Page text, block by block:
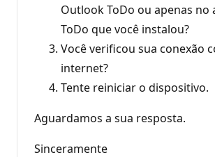
Outlook ToDo ou apenas no
ToDo que você instalou?
Você verificou sua conexão
internet?
Tente reiniciar o dispositivo.
Aguardamos a sua resposta.
Sinceramente